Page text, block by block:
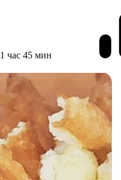
1 час 45 мин